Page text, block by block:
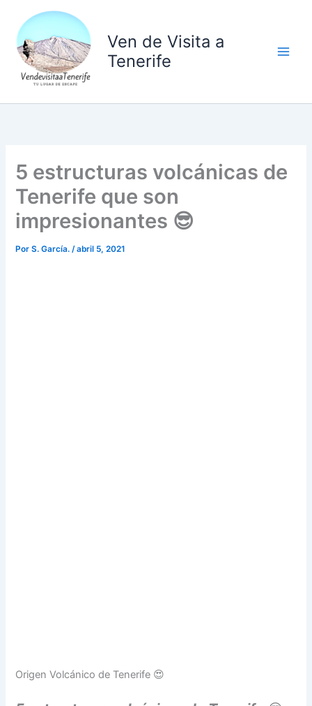
contenido
Ven de Visita a
Tenerife
5 estructuras volcánicas de
Tenerife que son
impresionantes 😎
PorS. García./abril 5, 2021
Origen Volcánico de Tenerife 😍